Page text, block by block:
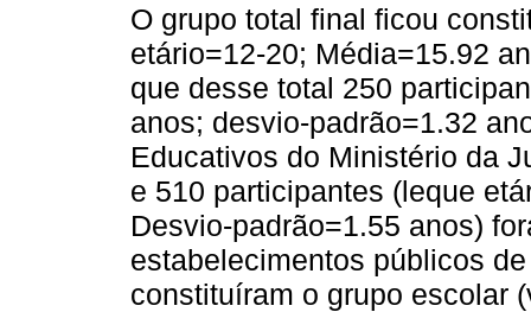
O grupo total final ficou
etário=12-20; Média=15.92
que desse total 250
anos; desvio-padrão=1.32
Educativos do Ministério da
e 510 participantes (leque
Desvio-padrão=1.55 anos)
estabelecimentos públicos
constituíram o grupo escolar